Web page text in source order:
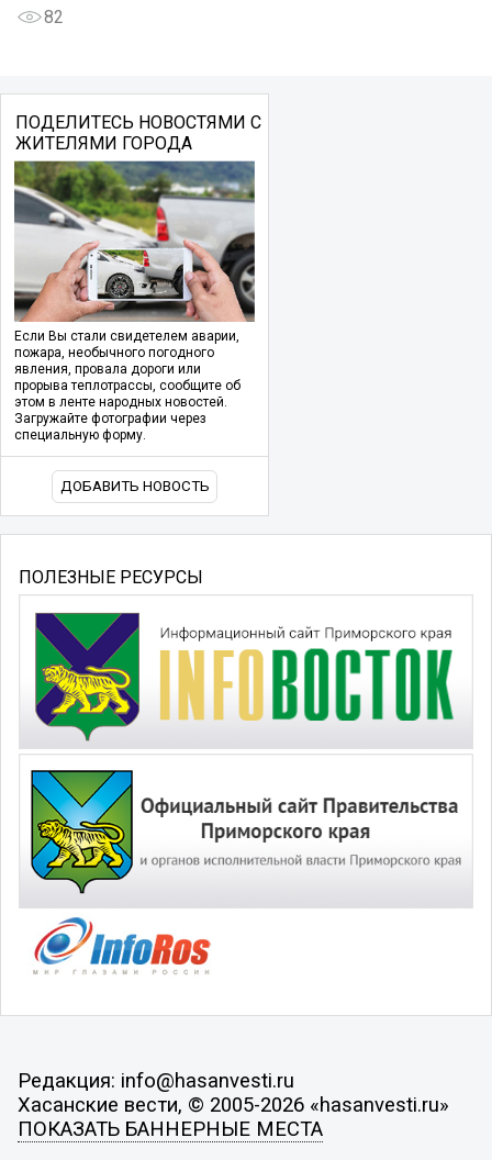
82
ПОДЕЛИТЕСЬ НОВОСТЯМИ С
ЖИТЕЛЯМИ ГОРОДА
Если Вы стали свидетелем аварии,
пожара, необычного погодного
явления, провала дороги или
прорыва теплотрассы, сообщите об
этом в ленте народных новостей.
Загружайте фотографии через
специальную форму.
ДОБАВИТЬ НОВОСТЬ
ПОЛЕЗНЫЕ РЕСУРСЫ
Редакция: info@hasanvesti.ru
Хасанские вести, © 2005-2026 «hasanvesti.ru»
ПОКАЗАТЬ БАННЕРНЫЕ МЕСТА